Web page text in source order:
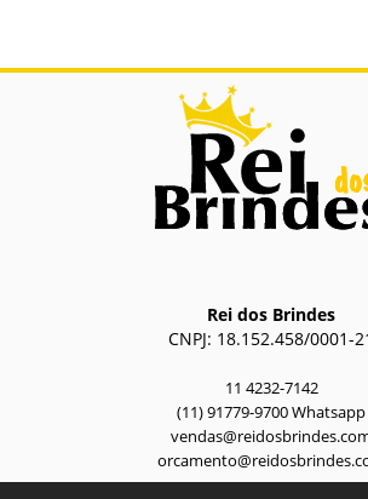
Rei dos Brindes
CNPJ: 18.152.458/0001-
11 4232-7142
(11) 91779-9700 Whatsapp